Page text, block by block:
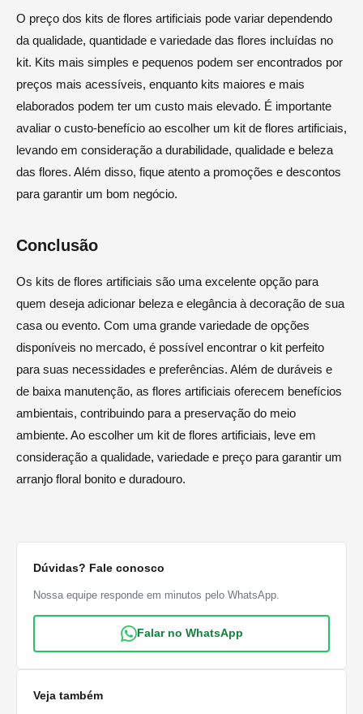
O preço dos kits de flores artificiais pode variar dependendo
da qualidade, quantidade e variedade das flores incluídas no
kit. Kits mais simples e pequenos podem ser encontrados por
preços mais acessíveis, enquanto kits maiores e mais
elaborados podem ter um custo mais elevado. É importante
avaliar o custo-benefício ao escolher um kit de flores artificiais,
levando em consideração a durabilidade, qualidade e beleza
das flores. Além disso, fique atento a promoções e descontos
para garantir um bom negócio.
Conclusão
Os kits de flores artificiais são uma excelente opção para
quem deseja adicionar beleza e elegância à decoração de sua
casa ou evento. Com uma grande variedade de opções
disponíveis no mercado, é possível encontrar o kit perfeito
para suas necessidades e preferências. Além de duráveis e
de baixa manutenção, as flores artificiais oferecem benefícios
ambientais, contribuindo para a preservação do meio
ambiente. Ao escolher um kit de flores artificiais, leve em
consideração a qualidade, variedade e preço para garantir um
arranjo floral bonito e duradouro.
Dúvidas? Fale conosco
Nossa equipe responde em minutos pelo WhatsApp.
Falar no WhatsApp
Veja também